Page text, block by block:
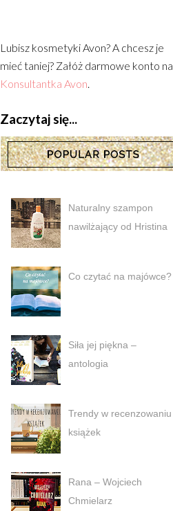
Lubisz kosmetyki Avon? A chcesz je
mieć taniej? Załóż darmowe konto na
Konsultantka Avon.
Zaczytaj się...
Naturalny szampon
nawilżający od Hristina
Co czytać na majówce?
Siła jej piękna –
antologia
Trendy w recenzowaniu
książek
Rana – Wojciech
Chmielarz